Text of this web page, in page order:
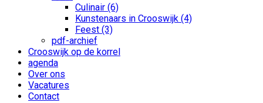
Culinair (6)
Kunstenaars in Crooswijk (4)
Feest (3)
pdf-archief
Crooswijk op de korrel
agenda
Over ons
Vacatures
Contact